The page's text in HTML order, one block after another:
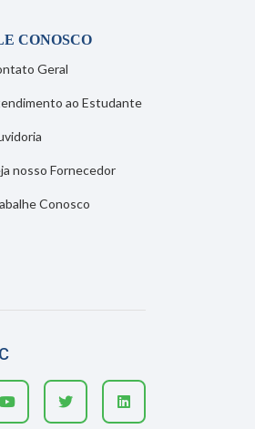
CONOSCO
Geral
ao Estudante
nosso Fornecedor
Conosco